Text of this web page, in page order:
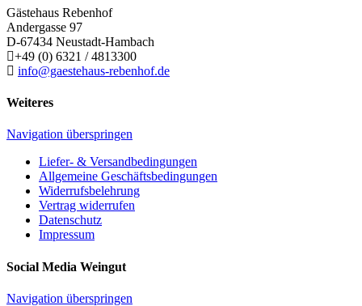
Gästehaus Rebenhof
Andergasse 97
D-67434 Neustadt-Hambach
+49 (0) 6321 / 4813300
info@gaestehaus-rebenhof.de
Weiteres
Navigation überspringen
Liefer- & Versandbedingungen
Allgemeine Geschäftsbedingungen
Widerrufsbelehrung
Vertrag widerrufen
Datenschutz
Impressum
Social Media Weingut
Navigation überspringen